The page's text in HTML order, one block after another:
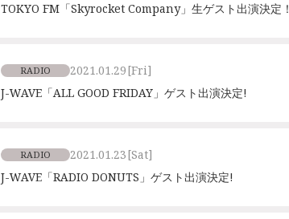
TOKYO FM「Skyrocket Company」生ゲスト出演決定！
RADIO 2021.01.29[Fri]
J-WAVE「ALL GOOD FRIDAY」ゲスト出演決定!
RADIO 2021.01.23[Sat]
J-WAVE「RADIO DONUTS」ゲスト出演決定!